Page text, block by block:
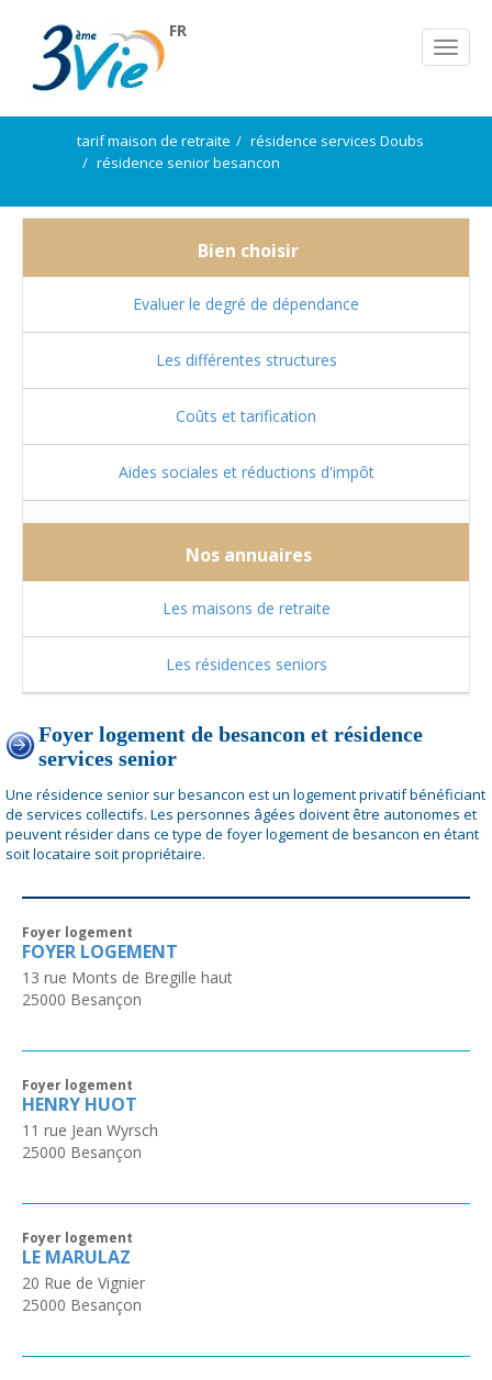
FR
tarif maison de retraite
résidence services Doubs
résidence senior besancon
Bien choisir
Evaluer le degré de dépendance
Les différentes structures
Coûts et tarification
Aides sociales et réductions d'impôt
Nos annuaires
Les maisons de retraite
Les résidences seniors
Foyer logement de besancon et résidence
services senior
Une résidence senior sur besancon est un logement privatif bénéficiant
de services collectifs. Les personnes âgées doivent être autonomes et
peuvent résider dans ce type de foyer logement de besancon en étant
soit locataire soit propriétaire.
Foyer logement
FOYER LOGEMENT
13 rue Monts de Bregille haut
25000 Besançon
Foyer logement
HENRY HUOT
11 rue Jean Wyrsch
25000 Besançon
Foyer logement
LE MARULAZ
20 Rue de Vignier
25000 Besançon